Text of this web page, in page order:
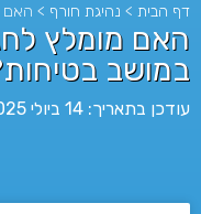
דף הבית > נהיגת חורף > האם
האם מומלץ
במושב
עודכן בתאריך: 14 ביולי 2025